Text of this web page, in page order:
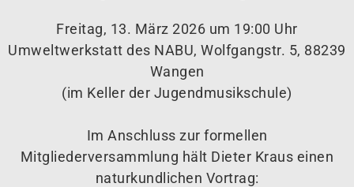
Freitag, 13. März 2026 um 19:00 Uhr
Umweltwerkstatt des NABU, Wolfgangstr. 5, 88239
Wangen
(im Keller der Jugendmusikschule)
Im Anschluss zur formellen
Mitgliederversammlung hält Dieter Kraus einen
naturkundlichen Vortrag: